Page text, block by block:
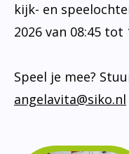
kijk- en
2026 van 08:45 tot
Speel je mee?
angelavita@siko.nl